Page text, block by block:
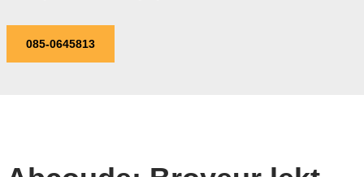
085-0645813